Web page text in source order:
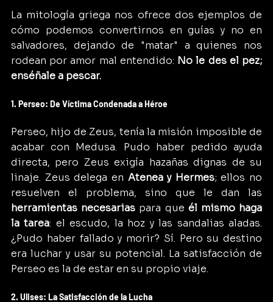
La mitología griega nos ofrece dos ejemplos de
cómo podemos convertirnos en guías y no en
salvadores, dejando de "matar" a quienes nos
rodean por amor mal entendido: No le des el pez;
enséñale a pescar.
1. Perseo: De Víctima Condenada a Héroe
Perseo, hijo de Zeus, tenía la misión imposible de
acabar con Medusa. Pudo haber pedido ayuda
directa, pero Zeus exigía hazañas dignas de su
linaje. Zeus delega en Atenea y Hermes; ellos no
herramientas necesarias para que él mismo haga
la tarea: el escudo, la hoz y las sandalias aladas.
¿Pudo haber fallado y morir? Sí. Pero su destino
era luchar y usar su potencial. La satisfacción de
Perseo es la de estar en su propio viaje.
2. Ulises: La Satisfacción de la Lucha